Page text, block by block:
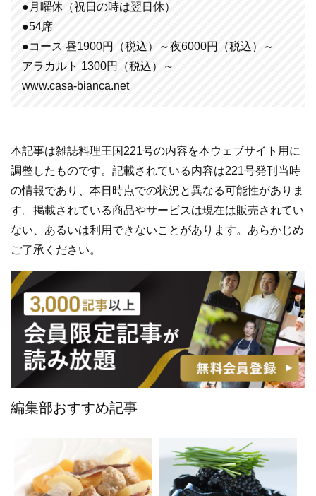
●月曜休（祝日の時は翌日休）
●54席
●コース 昼1900円（税込）～夜6000円（税込）～
アラカルト 1300円（税込）～
www.casa-bianca.net
本記事は雑誌料理王国221号の内容を本ウェブサイト用に
調整したものです。記載されている内容は221号発刊当時
の情報であり、本日時点での状況と異なる可能性がありま
す。掲載されている商品やサービスは現在は販売されてい
ない、あるいは利用できないことがあります。あらかじめ
ご了承ください。
編集部おすすめ記事